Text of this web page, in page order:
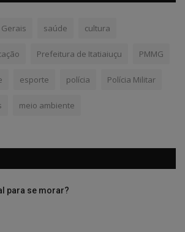
saúde cultura
Prefeitura de Itatiaiuçu PMMG
esporte polícia Polícia Militar
meio ambiente
para se morar?